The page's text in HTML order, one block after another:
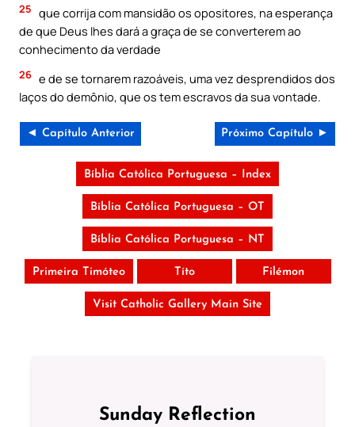
25 que corrija com mansidão os opositores, na esperança
de que Deus lhes dará a graça de se converterem ao
conhecimento da verdade
26 e de se tornarem razoáveis, uma vez desprendidos dos
laços do demônio, que os tem escravos da sua vontade.
◄ Capítulo Anterior Próximo Capítulo ►
Bíblia Católica Portuguesa – Index
Bíblia Católica Portuguesa – OT
Bíblia Católica Portuguesa – NT
Primeira Timóteo Títo Filémon
Visit Catholic Gallery Main Site
Sunday Reflection